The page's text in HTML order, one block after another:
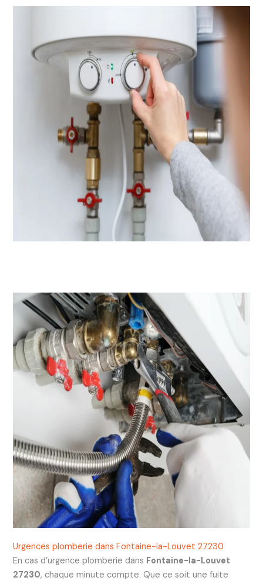
Urgences plomberie dans Fontaine-la-Louvet 27230
En cas d’urgence plomberie dans Fontaine-la-Louvet
27230, chaque minute compte. Que ce soit une fuite